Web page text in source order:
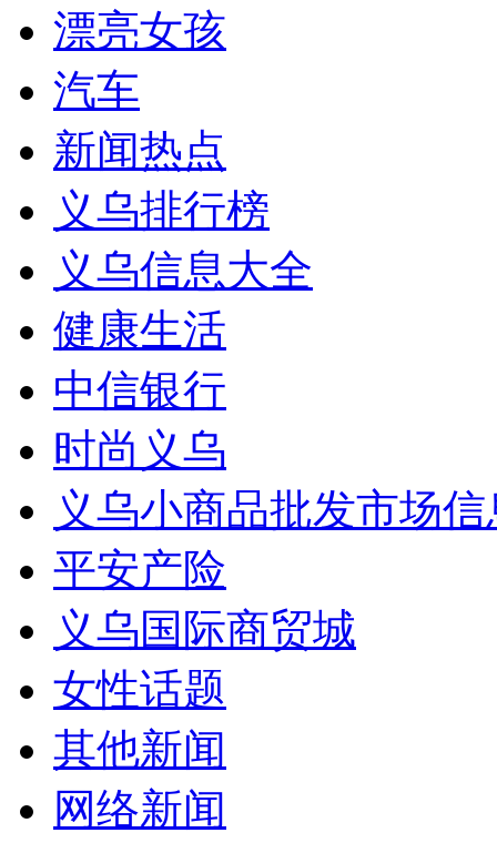
漂亮女孩
汽车
新闻热点
义乌排行榜
义乌信息大全
健康生活
中信银行
时尚义乌
义乌小商品批发市场
平安产险
义乌国际商贸城
女性话题
其他新闻
网络新闻